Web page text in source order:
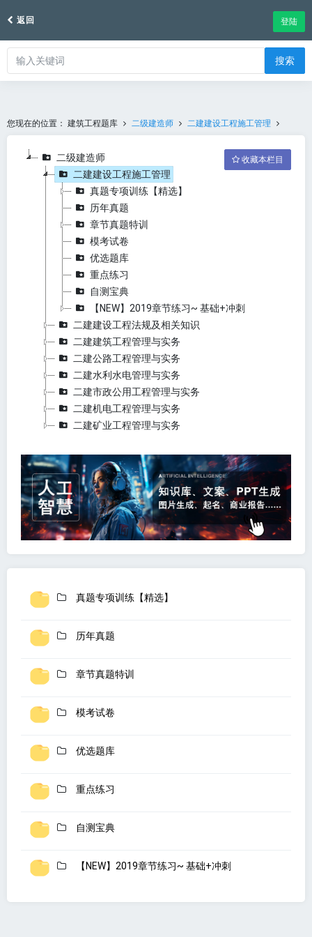
返回 登陆
搜索
您现在的位置： 建筑工程题库 二级建造师 二建建设工程施工管理
收藏本栏目
二级建造师
二建建设工程施工管理
真题专项训练【精选】
历年真题
章节真题特训
模考试卷
优选题库
重点练习
自测宝典
【NEW】2019章节练习~ 基础+冲刺
二建建设工程法规及相关知识
二建建筑工程管理与实务
二建公路工程管理与实务
二建水利水电管理与实务
二建市政公用工程管理与实务
二建机电工程管理与实务
二建矿业工程管理与实务
真题专项训练【精选】
历年真题
章节真题特训
模考试卷
优选题库
重点练习
自测宝典
【NEW】2019章节练习~ 基础+冲刺